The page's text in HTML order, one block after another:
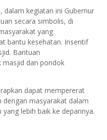
dalam kegiatan ini Gubernur
secara simbolis, di
yang
bantu kesehatan. Insentif
Bantuan
masjid dan pondok
dapat mempererat
masyarakat dalam
lebih baik ke depannya.